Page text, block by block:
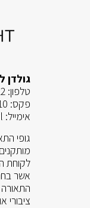
גולדן
טלפון:
פקס:
אימייל:
גופי
לקוחת
אשר
ציבורי